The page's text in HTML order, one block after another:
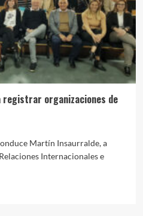
organizaciones de
Martín Insaurralde, a
Internacionales e